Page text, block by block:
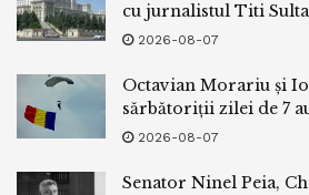
cu jurnalistul Titi
2026-08-07
Octavian Morariu și
sărbătoriții zilei de 7
2026-08-07
Senator Ninel Peia,